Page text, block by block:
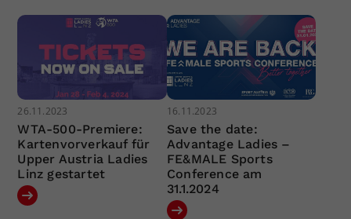
26.11.2023
WTA-500-Premiere:
Kartenvorverkauf für
Upper Austria Ladies
Linz gestartet
16.11.2023
Save the date:
Advantage Ladies –
FE&MALE Sports
Conference am
31.1.2024